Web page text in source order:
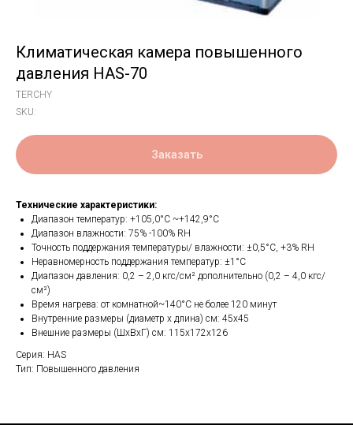
Климатическая камера повышенного
давления HAS-70
TERCHY
SKU:
Заказать
Технические характеристики:
Диапазон температур: +105,0°С ~+142,9°С
Диапазон влажности: 75% -100% RH
Точность поддержания температуры/ влажности: ±0,5°С, +3% RH
Неравномерность поддержания температур: ±1°С
Диапазон давления: 0,2 – 2,0 кгс/см² дополнительно (0,2 – 4,0 кгс/
см²)
Время нагрева: от комнатной~140°С не более 120 минут
Внутренние размеры (диаметр х длина) см: 45x45
Внешние размеры (ШхВхГ) см: 115x172x126
Серия: HAS
Тип: Повышенного давления